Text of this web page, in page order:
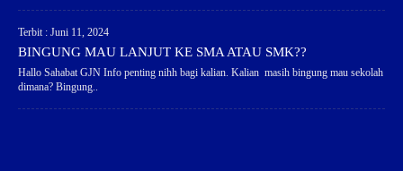
Terbit : Juni 11, 2024
BINGUNG MAU LANJUT KE SMA ATAU SMK??
Hallo Sahabat GJN Info penting nihh bagi kalian. Kalian masih bingung mau sekolah
dimana? Bingung..